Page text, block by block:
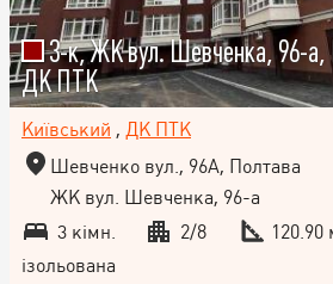
3-к, ЖК вул. Шевченка, 96-а,
ДК ПТК
Київський , ДК ПТК
Шевченко вул., 96А, Полтава
ЖК вул. Шевченка, 96-а
3 кімн.
2/8
120.90
ізольована